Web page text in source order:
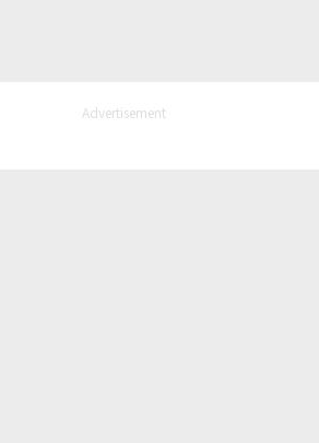
Advertisement